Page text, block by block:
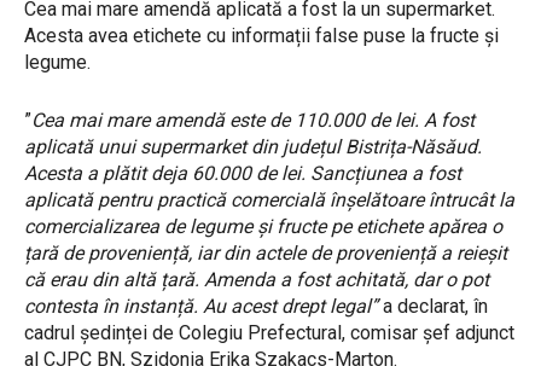
Cea mai mare amendă aplicată a fost la un supermarket.
Acesta avea etichete cu informații false puse la fructe și
legume.
”Cea mai mare amendă este de 110.000 de lei. A fost
aplicată unui supermarket din județul Bistrița-Năsăud.
Acesta a plătit deja 60.000 de lei. Sancțiunea a fost
aplicată pentru practică comercială înșelătoare întrucât la
comercializarea de legume și fructe pe etichete apărea o
țară de proveniență, iar din actele de proveniență a reieșit
că erau din altă țară. Amenda a fost achitată, dar o pot
contesta în instanță. Au acest drept legal”a declarat, în
cadrul ședinței de Colegiu Prefectural, comisar șef adjunct
al CJPC BN, Szidonia Erika Szakacs-Marton.